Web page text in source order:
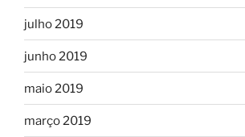
julho 2019
junho 2019
maio 2019
março 2019